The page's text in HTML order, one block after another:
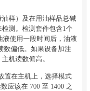
油样）及在用油样品总碱
测。检测套件包含1个
液使用一段时间后，油液
数偏低。如果设备加注
机读数偏高。
置在主机上，选择模式
应该在 700 至 1400 之